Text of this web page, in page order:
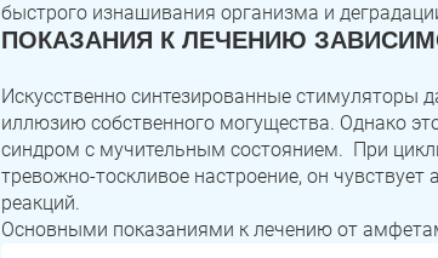
быстрого изнашивания организма и
ПОКАЗАНИЯ К ЛЕЧЕНИЮ
Искусственно синтезированные
иллюзию собственного могущества. Однако
синдром с мучительным состоянием. При
тревожно-тоскливое настроение, он
реакций.
Основными показаниями к лечению от